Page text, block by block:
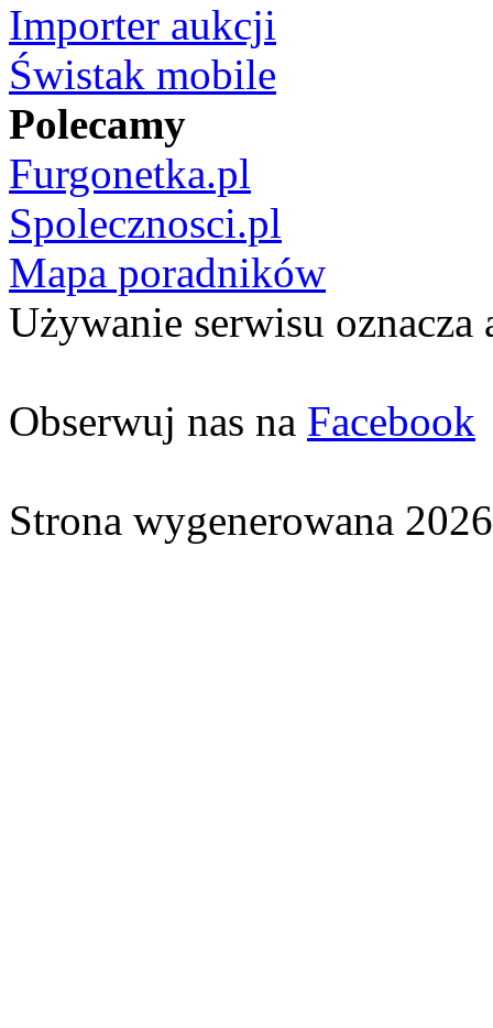
Importer aukcji
Świstak mobile
Polecamy
Furgonetka.pl
Spolecznosci.pl
Mapa poradników
Używanie serwisu oznacza
Obserwuj nas na Facebook
Strona wygenerowana